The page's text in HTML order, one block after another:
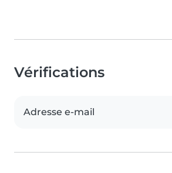
Vérifications
Adresse e-mail